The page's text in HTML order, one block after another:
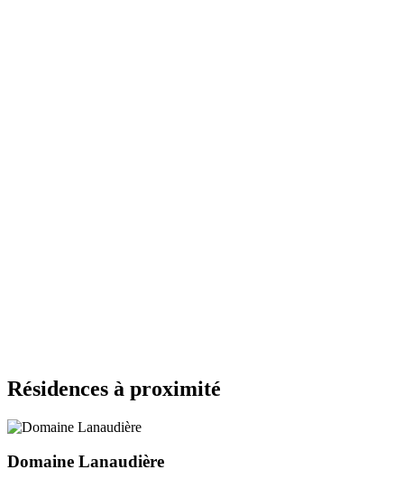
Résidences à proximité
Domaine Lanaudière